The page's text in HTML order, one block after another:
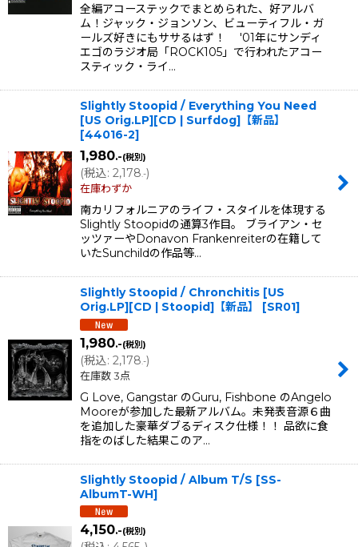
全編アコーステックでまとめられた、好アルバ
ム！ジャック・ジョンソン、ビューティフル・ガ
ールズ好きにもササるはず！ '01年にサンディ
エゴのラジオ局「ROCK105」で行われたアコー
スティック・ライ…
Slightly Stoopid / Everything You Need
[US Orig.LP][CD | Surfdog]【新品】
[44016-2]
1,980.-(税別)
(税込: 2,178.-)
在庫わずか
南カリフォルニアのライフ・スタイルを体現する
Slightly Stoopidの通算3作目。 ブライアン・セ
ッツァーやDonavon Frankenreiterの在籍して
いたSunchildの作品等…
Slightly Stoopid / Chronchitis [US
Orig.LP][CD | Stoopid]【新品】
[SR01]
1,980.-(税別)
(税込: 2,178 .-)
在庫数 3点
G Love, Gangstar のGuru, Fishbone のAngelo
Mooreが参加した最新アルバム。未発表音源６曲
を追加した豪華ダブるディスク仕様！！ 品欲に食
指をのばした結果このア…
Slightly Stoopid / Album T/S [SS-
AlbumT-WH]
4,150.-(税別)